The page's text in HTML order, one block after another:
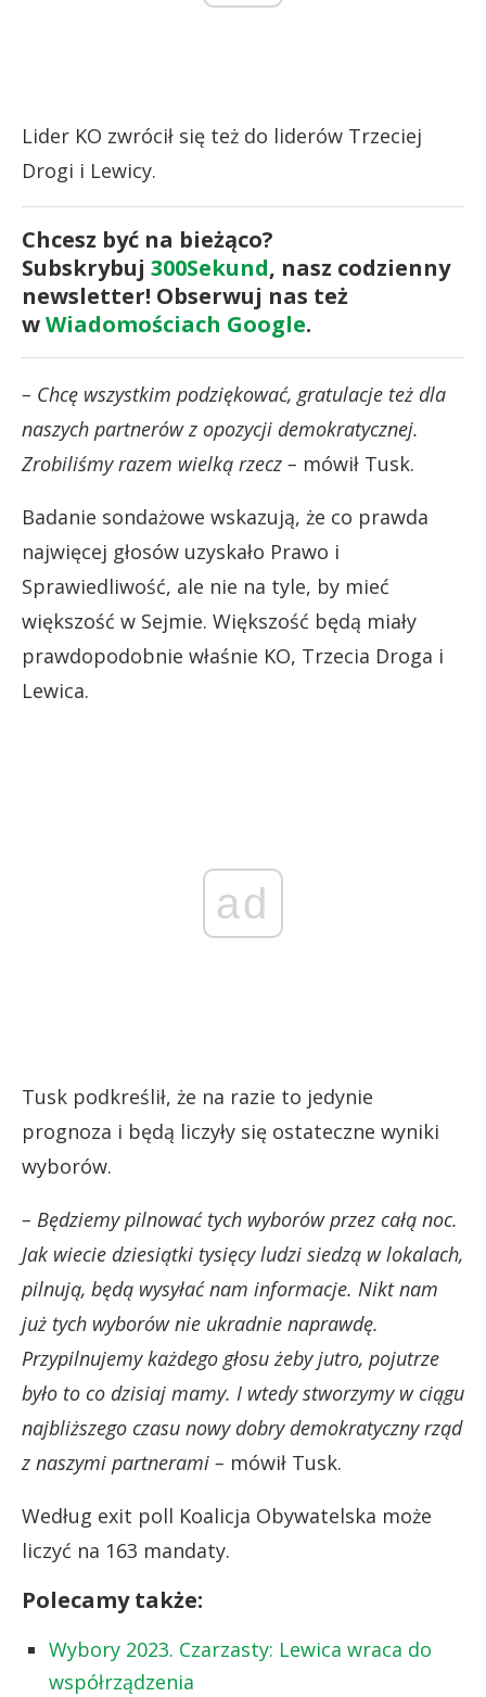
Lider KO zwrócił się też do liderów Trzeciej
Drogi i Lewicy.
Chcesz być na bieżąco?
Subskrybuj 300Sekund, nasz codzienny
newsletter! Obserwuj nas też
wWiadomościach Google.
– Chcę wszystkim podziękować, gratulacje też dla
naszych partnerów z opozycji demokratycznej.
Zrobiliśmy razem wielką rzecz – mówił Tusk.
Badanie sondażowe wskazują, że co prawda
najwięcej głosów uzyskało Prawo i
Sprawiedliwość, ale nie na tyle, by mieć
większość w Sejmie. Większość będą miały
prawdopodobnie właśnie KO, Trzecia Droga i
Lewica.
ad
Tusk podkreślił, że na razie to jedynie
prognoza i będą liczyły się ostateczne wyniki
wyborów.
– Będziemy pilnować tych wyborów przez całą noc.
Jak wiecie dziesiątki tysięcy ludzi siedzą w lokalach,
pilnują, będą wysyłać nam informacje. Nikt nam
już tych wyborów nie ukradnie naprawdę.
Przypilnujemy każdego głosu żeby jutro, pojutrze
było to co dzisiaj mamy. I wtedy stworzymy w ciągu
najbliższego czasu nowy dobry demokratyczny rząd
z naszymi partnerami – mówił Tusk.
Według exit poll Koalicja Obywatelska może
liczyć na 163 mandaty.
Polecamy także:
Wybory 2023. Czarzasty: Lewica wraca do
współrządzenia